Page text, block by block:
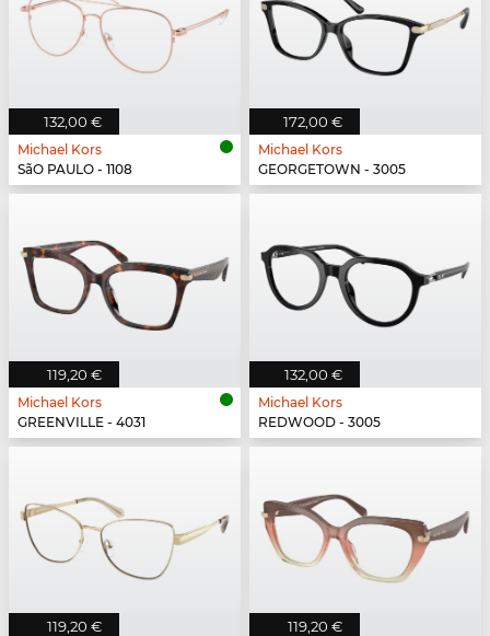
132,00 €
Michael Kors
SãO PAULO - 1108
172,00 €
Michael Kors
GEORGETOWN - 3005
119,20 €
Michael Kors
GREENVILLE - 4031
132,00 €
Michael Kors
REDWOOD - 3005
119,20 € 119,20 €